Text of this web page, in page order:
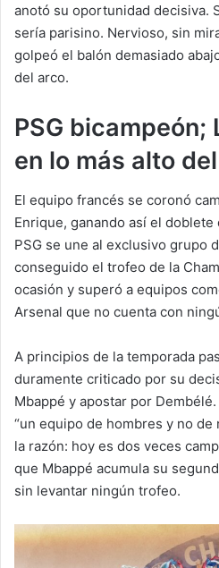
anotó su oportunidad decisiva.
sería parisino. Nervioso, sin
golpeó el balón demasiado
del arco.
PSG bicampeón;
en lo más alto
El equipo francés se coronó
Enrique, ganando así el doblete
PSG se une al exclusivo grupo
conseguido el trofeo de la
ocasión y superó a equipos
Arsenal que no cuenta con
A principios de la temporada
duramente criticado por su
Mbappé y apostar por
“un equipo de hombres y no de
la razón: hoy es dos veces
que Mbappé acumula su
sin levantar ningún trofeo.